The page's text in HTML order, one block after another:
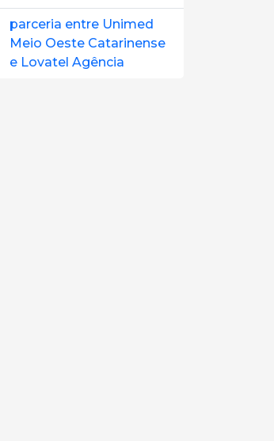
parceria entre Unimed
Meio Oeste Catarinense
e Lovatel Agência